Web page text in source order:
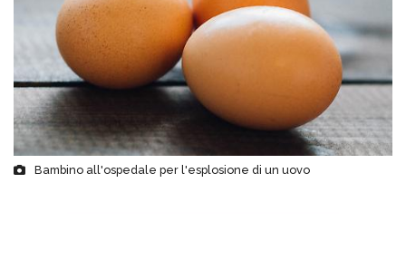
Bambino all'ospedale per l'esplosione di un uovo